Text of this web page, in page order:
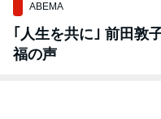
ABEMA
｢人生を共に｣ 前田敦
福の声